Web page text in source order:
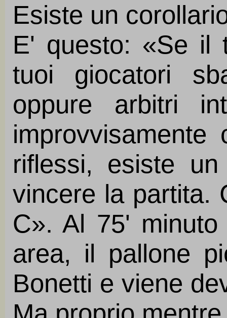
Esiste un
E' questo: «Se il
tuoi giocatori
oppure arbitri
riflessi, esiste
vincere la partita.
C». Al 75'
area, il pallone
Bonetti e viene